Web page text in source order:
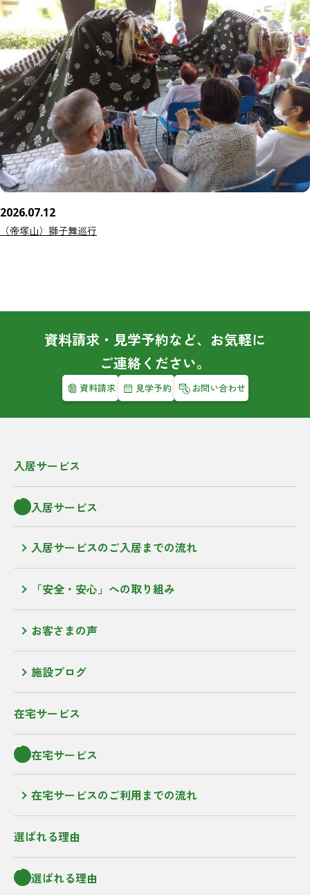
2026.07.12
（帝塚山）獅子舞巡行
資料請求・見学予約など、お気軽に
ご連絡ください。
資料請求 見学予約 お問い合わせ
入居サービス
入居サービス
入居サービスのご入居までの流れ
「安全・安心」への取り組み
お客さまの声
施設ブログ
在宅サービス
在宅サービス
在宅サービスのご利用までの流れ
選ばれる理由
選ばれる理由